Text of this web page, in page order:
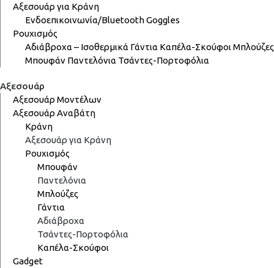
Αξεσουάρ για Κράνη
Ενδοεπικοινωνία/BluetoothGoggles
Ρουχισμός
Αδιάβροχα – Ισοθερμικά Γάντια Καπέλα-Σκούφοι Μπλούζες
Μπουφάν Παντελόνια Τσάντες-Πορτοφόλια
Αξεσουάρ
Αξεσουάρ Μοντέλων
Αξεσουάρ Αναβάτη
Κράνη
Αξεσουάρ για Κράνη
Ρουχισμός
Μπουφάν
Παντελόνια
Μπλούζες
Γάντια
Αδιάβροχα
Τσάντες-Πορτοφόλια
Καπέλα-Σκούφοι
Gadget